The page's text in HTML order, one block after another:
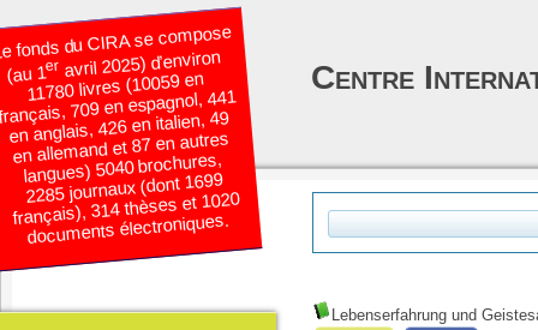
Lebenserfahrung und
fonds du CIRA se compose
(au 1eravril 2025) d’environ
11780 livres (10059 en
709 en espagnol, 441
en anglais, 426 en italien, 49
en allemand et 87 en autres
langues) 5040 brochures,
2285 journaux (dont 1699
français), 314 thèses et 1020
documents électroniques.
Centre